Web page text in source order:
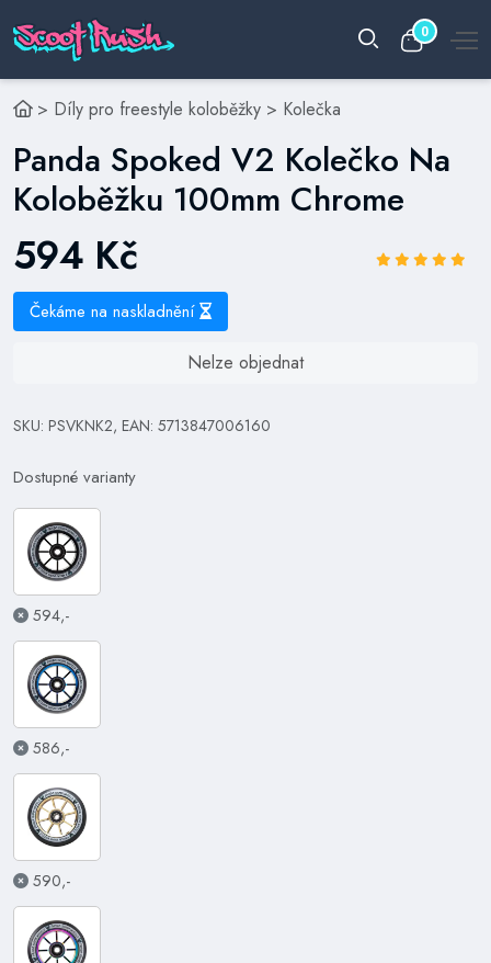
0
> Díly pro freestyle koloběžky > Kolečka
Panda Spoked V2 Kolečko Na
Koloběžku 100mm Chrome
594 Kč
Čekáme na naskladnění
Nelze objednat
SKU: PSVKNK2, EAN: 5713847006160
Dostupné varianty
594,-
586,-
590,-